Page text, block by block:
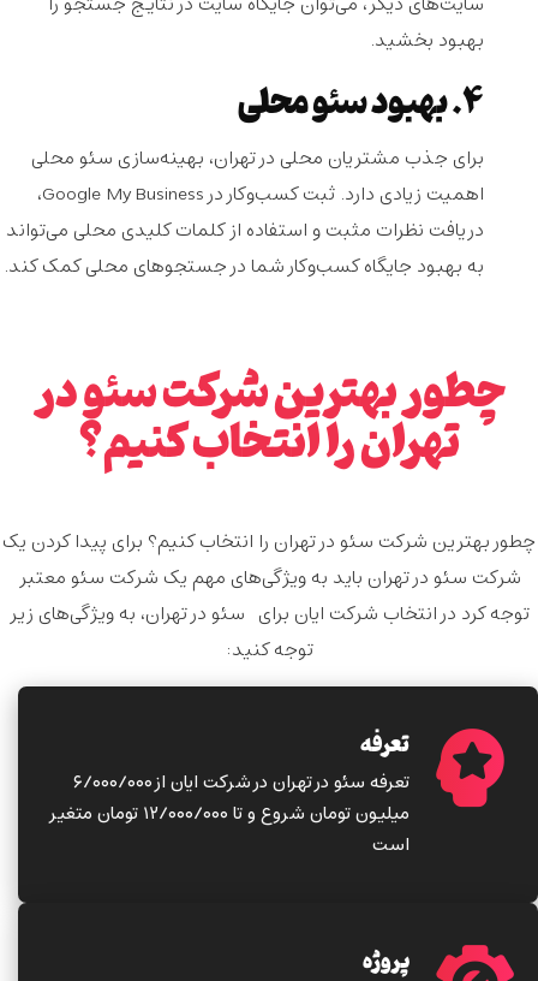
بهبود بخشید.
۴. بهبود سئو محلی
برای جذب مشتریان محلی در تهران، بهینه‌سازی سئو محلی
اهمیت زیادی دارد. ثبت کسب‌وکار در Google My Business،
دریافت نظرات مثبت و استفاده از کلمات کلیدی محلی می‌تواند
به بهبود جایگاه کسب‌وکار شما در جستجوهای محلی کمک کند.
چطور بهترین شرکت سئو در
تهران را انتخاب کنیم؟
چطور بهترین شرکت سئو در تهران را انتخاب کنیم؟ برای پیدا کردن یک
شرکت سئو در تهران باید بهویژگی‌های مهم یک شرکت سئو معتبر
توجه کرد در انتخاب شرکت ایان برای سئو در تهران، به ویژگی‌های زیر
توجه کنید:
تعرفه
تعرفه سئو در تهران در شرکت ایان از ۶/۰۰۰/۰۰۰
میلیون تومان شروع و تا ۱۲/۰۰۰/۰۰۰ تومان متغیر
است
پروژه